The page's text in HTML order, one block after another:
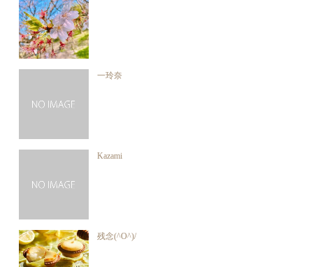
一玲奈
Kazami
残念(^O^)/